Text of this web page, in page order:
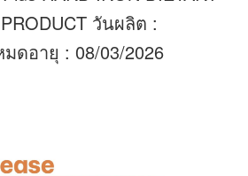
วันผลิต :
ดอายุ : 08/03/2026